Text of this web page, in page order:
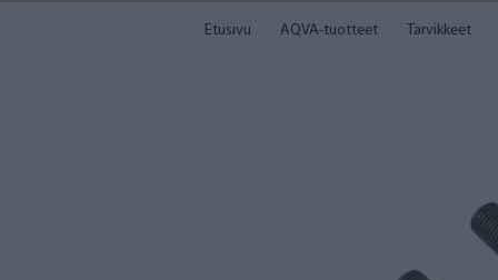
Etusivu AQVA-tuotteet Tarvikkeet